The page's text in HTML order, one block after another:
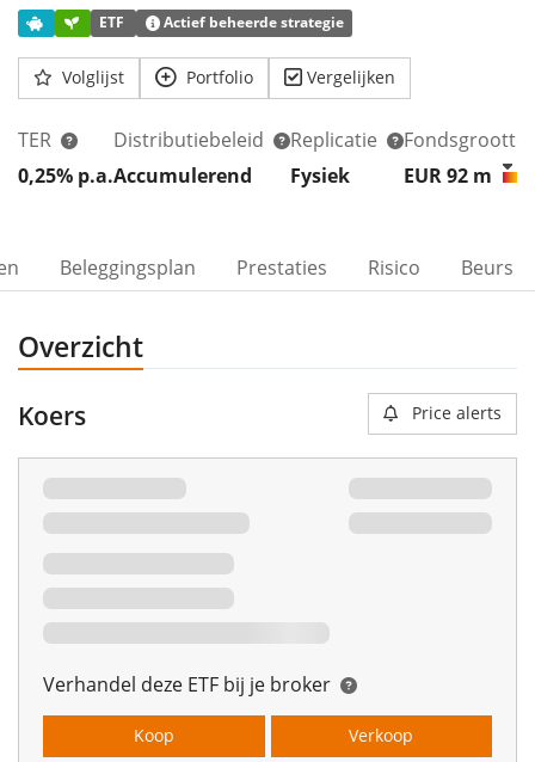
ETF Actief beheerde strategie
Volglijst Portfolio Vergelijken
TER
0,25% p.a.
Distributiebeleid
Accumulerend
Replicatie
Fysiek
Fondsgrootte
EUR 92 m
Beleggingsplan Prestaties Risico Beurs
Overzicht
Koers Price alerts
Verhandel deze ETF bij je broker
Koop Verkoop